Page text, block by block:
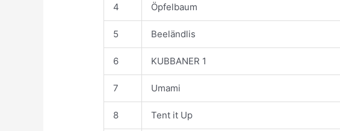
4 Öpfelbaum
5 Beeländlis
6 KUBBANER 1
7 Umami
8 Tent it Up